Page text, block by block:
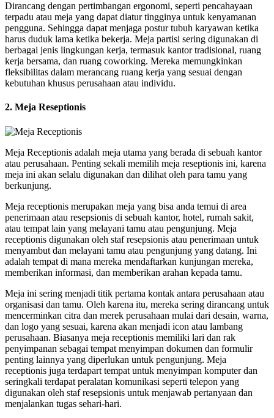
Dirancang dengan pertimbangan ergonomi, seperti pencahayaan
terpadu atau meja yang dapat diatur tingginya untuk kenyamanan
pengguna. Sehingga dapat menjaga postur tubuh karyawan ketika
harus duduk lama ketika bekerja. Meja partisi sering digunakan di
berbagai jenis lingkungan kerja, termasuk kantor tradisional, ruang
kerja bersama, dan ruang coworking. Mereka memungkinkan
fleksibilitas dalam merancang ruang kerja yang sesuai dengan
kebutuhan khusus perusahaan atau individu.
2. Meja Reseptionis
Meja Receptionis adalah meja utama yang berada di sebuah kantor
atau perusahaan. Penting sekali memilih meja reseptionis ini, karena
meja ini akan selalu digunakan dan dilihat oleh para tamu yang
berkunjung.
Meja receptionis merupakan meja yang bisa anda temui di area
penerimaan atau resepsionis di sebuah kantor, hotel, rumah sakit,
atau tempat lain yang melayani tamu atau pengunjung. Meja
receptionis digunakan oleh staf resepsionis atau penerimaan untuk
menyambut dan melayani tamu atau pengunjung yang datang. Ini
adalah tempat di mana mereka mendaftarkan kunjungan mereka,
memberikan informasi, dan memberikan arahan kepada tamu.
Meja ini sering menjadi titik pertama kontak antara perusahaan atau
organisasi dan tamu. Oleh karena itu, mereka sering dirancang untuk
mencerminkan citra dan merek perusahaan mulai dari desain, warna,
dan logo yang sesuai, karena akan menjadi icon atau lambang
perusahaan. Biasanya meja receptionis memiliki lari dan rak
penyimpanan sebagai tempat menyimpan dokumen dan formulir
penting lainnya yang diperlukan untuk pengunjung. Meja
receptionis juga terdapart tempat untuk menyimpan komputer dan
seringkali terdapat peralatan komunikasi seperti telepon yang
digunakan oleh staf resepsionis untuk menjawab pertanyaan dan
menjalankan tugas sehari-hari.